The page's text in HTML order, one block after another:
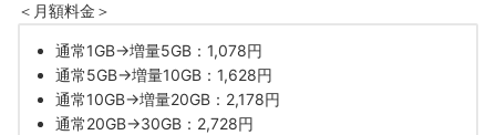
＜月額料金＞
通常1GB→増量5GB：1,078円
通常5GB→増量10GB：1,628円
通常10GB→増量20GB：2,178円
通常20GB→30GB：2,728円